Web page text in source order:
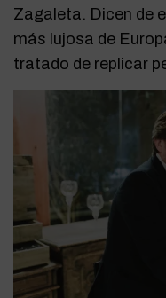
Zagaleta. Dicen de
más lujosa de
tratado de replicar